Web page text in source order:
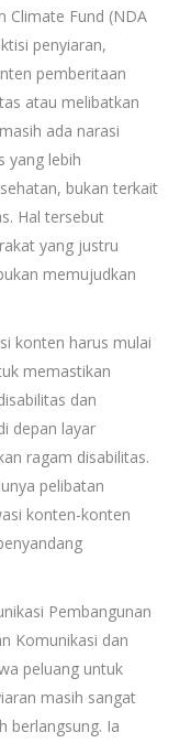
Climate Fund (NDA
penyiaran,
pemberitaan
atau melibatkan
ada narasi
yang lebih
bukan terkait
Hal tersebut
yang justru
memujudkan
konten harus mulai
memastikan
dan
depan layar
ragam disabilitas.
pelibatan
konten-konten
Pembangunan
Komunikasi dan
peluang untuk
masih sangat
berlangsung. Ia